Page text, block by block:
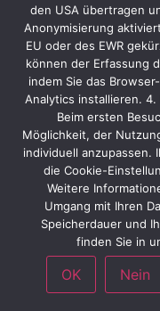
den USA übertragen
Anonymisierung
EU oder des EWR
können der Erfassung
indem Sie das
Analytics installieren.
Beim ersten
Möglichkeit, der
individuell anzupassen.
die Cookie-
Weitere
Umgang mit Ihren
Speicherdauer und
finden Sie in
OK Nein